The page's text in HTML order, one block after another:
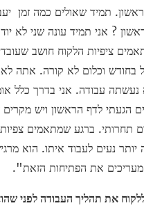
תמיד שאולים כמה זמן
? אני תמיד עונה שני לא
ציפיות הלקוח חושב
2000 שקל בחודש וכלום לא קורה. אתה
נעשתה עבודה. אני בדרך כלל
הגעתי לדף הראשון ויש
תחרותי. ברגע שמתאמים
יותר נעים לעבוד איתו. הוא
את הפתיחות הזאת".
את תהליך העבודה לפני